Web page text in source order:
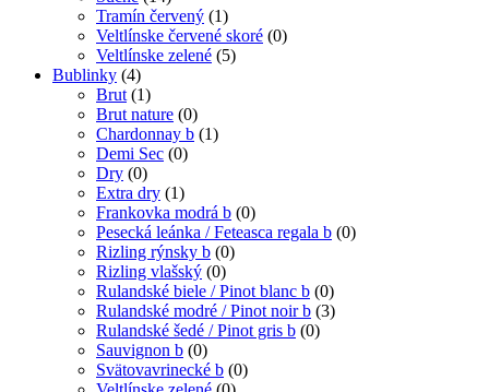
Tramín červený (1)
Veltlínske červené skoré (0)
Veltlínske zelené (5)
Bublinky (4)
Brut (1)
Brut nature (0)
Chardonnay b (1)
Demi Sec (0)
Dry (0)
Extra dry (1)
Frankovka modrá b (0)
Pesecká leánka / Feteasca regala b (0)
Rizling rýnsky b (0)
Rizling vlašský (0)
Rulandské biele / Pinot blanc b (0)
Rulandské modré / Pinot noir b (3)
Rulandské šedé / Pinot gris b (0)
Sauvignon b (0)
Svätovavrinecké b (0)